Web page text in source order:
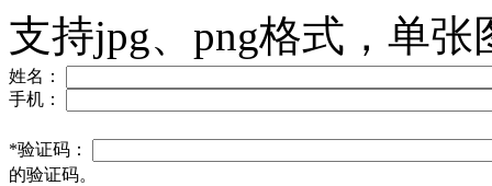
支持jpg、png格式，单张
姓名：
手机：
*验证码：
的验证码。